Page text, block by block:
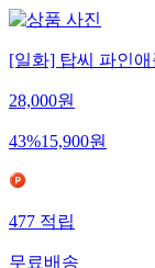
[일화] 탑씨 파인애
28,000원
43%15,900원
477 적립
무료배송